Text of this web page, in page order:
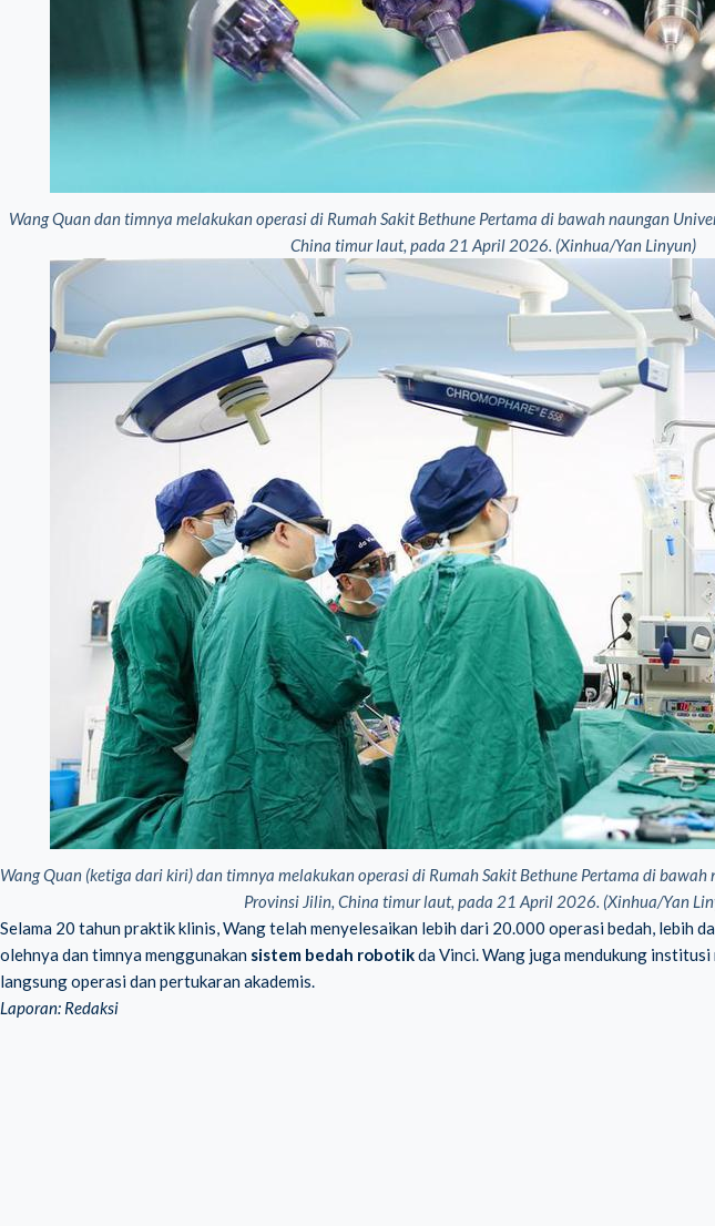
Wang Quan dan timnya melakukan operasi di Rumah Sakit Bethune Pertama di bawah naungan
China timur laut, pada 21 April 2026. (Xinhua/Yan Linyun)
Wang Quan (ketiga dari kiri) dan timnya melakukan operasi di Rumah Sakit Bethune Pertama di
Provinsi Jilin, China timur laut, pada 21 April 2026. (Xinhua/Yan
Selama 20 tahun praktik klinis, Wang telah menyelesaikan lebih dari 20.000 operasi bedah, lebih
olehnya dan timnya menggunakan sistem bedah robotikda Vinci. Wang juga mendukung
langsung operasi dan pertukaran akademis.
Laporan: Redaksi